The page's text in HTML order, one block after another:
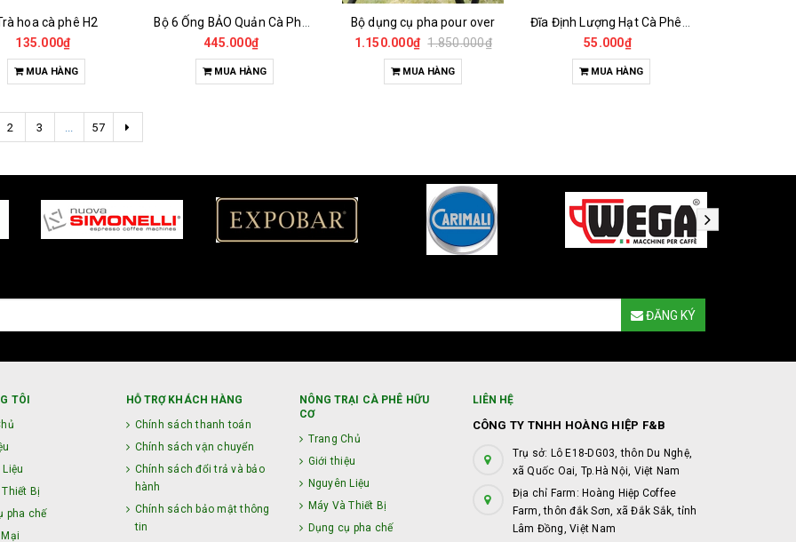
hoa cà phê H2
135.000₫
MUA HÀNG
445.000₫
MUA HÀNG
Bộ dụng cụ pha pour over
1.150.000₫ 1.850.000₫
MUA HÀNG
55.000₫
MUA HÀNG
2 3 ... 57
ĐĂNG KÝ
TÔI
Bị
pha chế
HỖ TRỢ KHÁCH HÀNG
Chính sách thanh toán
Chính sách vận chuyển
Chính sách đổi trả và bảo
hành
Chính sách bảo mật thông
tin
NÔNG TRẠI CÀ PHÊ HỮU
CƠ
Trang Chủ
Giới thiệu
Nguyên Liệu
Máy Và Thiết Bị
Dụng cụ pha chế
LIÊN HỆ
CÔNG TY TNHH HOÀNG HIỆP F&B
Trụ sở: Lô E18-DG03, thôn Du Nghệ,
xã Quốc Oai, Tp.Hà Nội, Việt Nam
Địa chỉ Farm: Hoàng Hiệp Coffee
Farm, thôn đắk Sơn, xã Đắk Sắk, tỉnh
Lâm Đồng, Việt Nam